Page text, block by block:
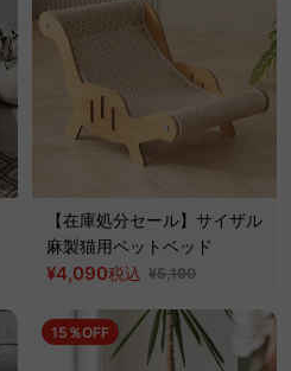
【在庫処分セール】サイザル
麻製猫用ペットベッド
¥4,090税込 ¥5,190
15％OFF